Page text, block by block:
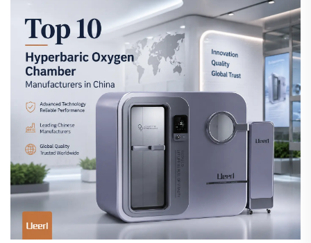
Hücre Sektörü Fuarı’nda üst sınıf hiperbarik oksijen odalarını ve
özelleştirilmiş oksijen sağlığı çözümlerini sergileyecek.